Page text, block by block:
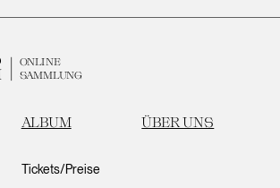
ONLINE
SAMMLUNG
ALBUM ÜBER UNS
Tickets/Preise